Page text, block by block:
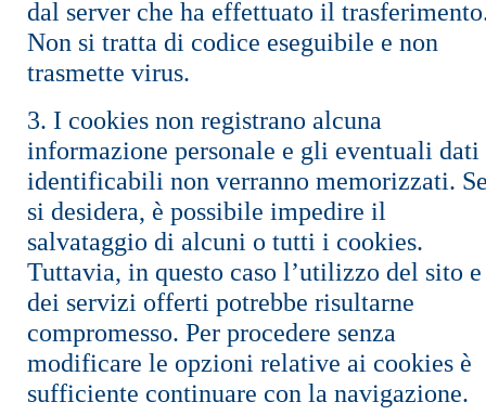
dal server che ha effettuato il
Non si tratta di codice eseguibile e non
trasmette virus.
3. I cookies non registrano alcuna
informazione personale e gli eventuali dati
identificabili non verranno memorizzati.
si desidera, è possibile impedire il
salvataggio di alcuni o tutti i cookies.
Tuttavia, in questo caso l’utilizzo del sito e
dei servizi offerti potrebbe risultarne
compromesso. Per procedere senza
modificare le opzioni relative ai cookies è
sufficiente continuare con la navigazione.